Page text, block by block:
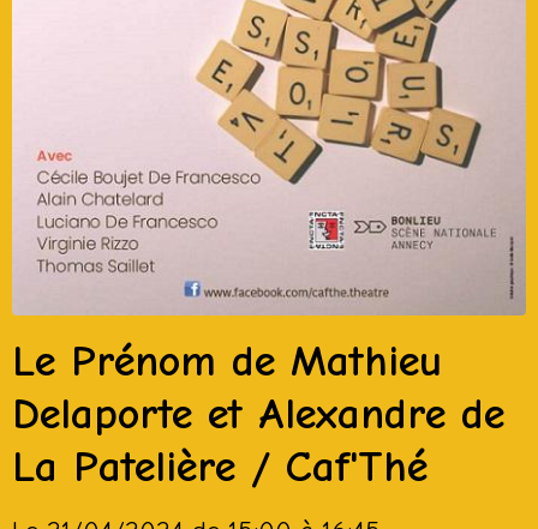
Le Prénom de Mathieu
Delaporte et Alexandre de
La Patelière / Caf'Thé